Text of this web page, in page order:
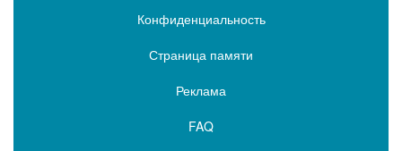
Конфиденциальность
Страница памяти
Реклама
FAQ